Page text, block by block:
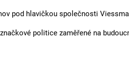
pod hlavičkou společnosti
politice zaměřené na